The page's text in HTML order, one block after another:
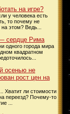
на игре?
у человека есть
то почему не
на этом? Ведь...
сердце Рима
одного города мира
квадратном
осенью не
рост цен на
Хватит ли стоимости
переезд? Почему-то
...